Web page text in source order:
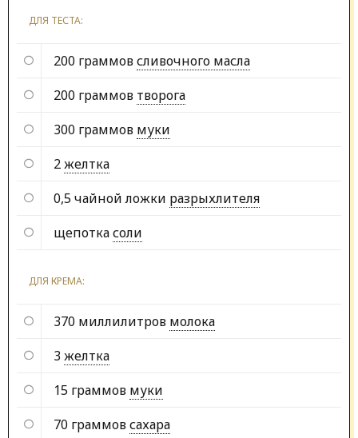
ДЛЯ ТЕСТА:
200 граммовсливочного масла
200 граммов творога
300 граммов муки
2желтка
0,5 чайной ложки разрыхлителя
щепоткасоли
ДЛЯ КРЕМА:
370 миллилитров молока
3 желтка
15 граммов муки
70 граммовсахара